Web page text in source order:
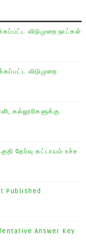
விடுமுறை நாட்கள்
விடுமுறை
கல்லூரிகளுக்கு
தேர்வு கட்டாயம் உச்ச
Published
Answer Key